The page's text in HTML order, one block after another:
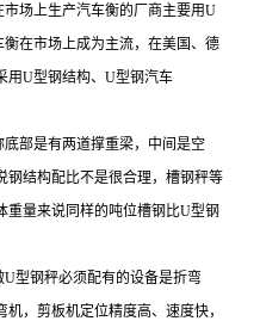
场上生产汽车衡的厂商主要用U
在市场上成为主流，在美国、德
用U型钢结构、U型钢汽车
部是有两道撑重梁，中间是空
钢结构配比不是很合理，槽钢秤等
重量来说同样的吨位槽钢比U型钢
型钢秤必须配有的设备是折弯
，剪板机定位精度高、速度快，